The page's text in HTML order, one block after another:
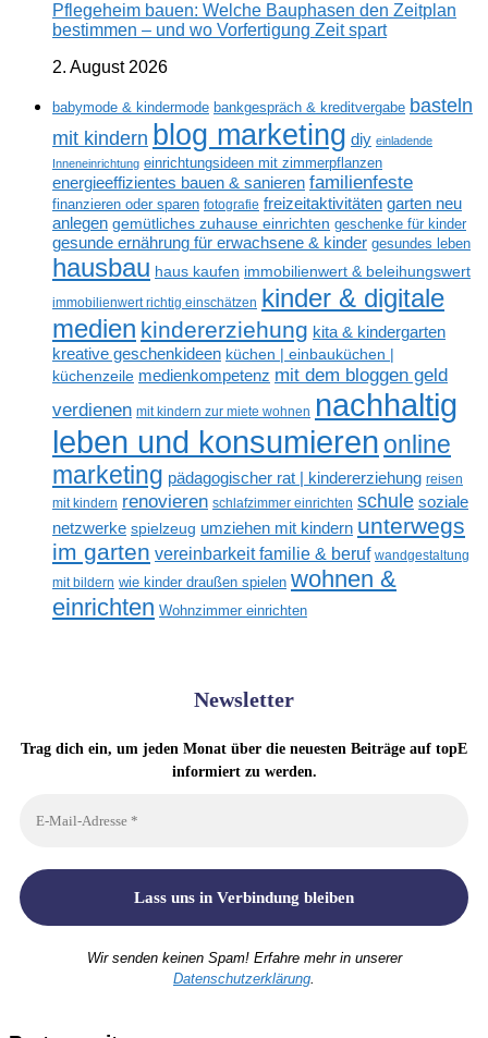
Pflegeheim bauen: Welche Bauphasen den Zeitplan
bestimmen – und wo Vorfertigung Zeit spart
2. August 2026
babymode & kindermode bankgespräch & kreditvergabe basteln
mit kindern blog marketing diy einladende
Inneneinrichtung einrichtungsideen mit zimmerpflanzen
energieeffizientes bauen & sanieren familienfeste
finanzieren oder sparen fotografie freizeitaktivitäten garten neu
anlegen gemütliches zuhause einrichten geschenke für kinder
gesunde ernährung für erwachsene & kinder gesundes leben
hausbau haus kaufen immobilienwert & beleihungswert
immobilienwert richtig einschätzen kinder & digitale
medien kindererziehung kita & kindergarten
kreative geschenkideen küchen | einbauküchen |
küchenzeile medienkompetenz mit dem bloggen geld
verdienen mit kindern zur miete wohnen nachhaltig
leben und konsumieren online
marketing pädagogischer rat | kindererziehung reisen
mit kindern renovieren schlafzimmer einrichten schule soziale
netzwerke spielzeug umziehen mit kindern unterwegs
im garten vereinbarkeit familie & beruf wandgestaltung
mit bildern wie kinder draußen spielen wohnen &
einrichten Wohnzimmer einrichten
Newsletter
Trag dich ein, um jeden Monat über die neuesten Beiträge auf topE
informiert zu werden.
Wir senden keinen Spam! Erfahre mehr in unserer
Datenschutzerklärung.